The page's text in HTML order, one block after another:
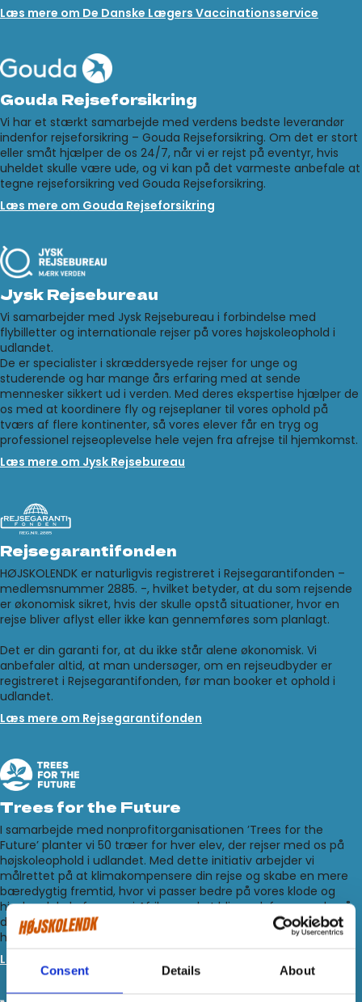
Consent Details About
Læs mere om De Danske Lægers Vaccinationsservice
Gouda Rejseforsikring
Vi har et stærkt samarbejde med verdens bedste leverandør
indenfor rejseforsikring – Gouda Rejseforsikring. Om det er stort
eller småt hjælper de os 24/7, når vi er rejst på eventyr, hvis
uheldet skulle være ude, og vi kan på det varmeste anbefale at
tegne rejseforsikring ved Gouda Rejseforsikring.
Læs mere om Gouda Rejseforsikring
Jysk Rejsebureau
Vi samarbejder med Jysk Rejsebureau i forbindelse med
flybilletter og internationale rejser på vores højskoleophold i
udlandet.
De er specialister i skræddersyede rejser for unge og
studerende og har mange års erfaring med at sende
mennesker sikkert ud i verden. Med deres ekspertise hjælper de
os med at koordinere fly og rejseplaner til vores ophold på
tværs af flere kontinenter, så vores elever får en tryg og
professionel rejseoplevelse hele vejen fra afrejse til hjemkomst.
Læs mere om Jysk Rejsebureau
Rejsegarantifonden
HØJSKOLENDK er naturligvis registreret i Rejsegarantifonden –
medlemsnummer 2885. -, hvilket betyder, at du som rejsende
er økonomisk sikret, hvis der skulle opstå situationer, hvor en
rejse bliver aflyst eller ikke kan gennemføres som planlagt.
Det er din garanti for, at du ikke står alene økonomisk. Vi
anbefaler altid, at man undersøger, om en rejseudbyder er
registreret i Rejsegarantifonden, før man booker et ophold i
udlandet.
Læs mere om Rejsegarantifonden
Trees for the Future
I samarbejde med nonprofitorganisationen ’Trees for the
Future’ planter vi 50 træer for hver elev, der rejser med os på
højskoleophold i udlandet. Med dette initiativ arbejder vi
målrettet på at klimakompensere din rejse og skabe en mere
bæredygtig fremtid, hvor vi passer bedre på vores klode og
hjælper lokale farmere i Afrika med at blive selvforsynende på
deres egne farme og dermed mindske fattigdom og
hungersnød i udsatte områder.
Læs mere om Trees for the Future